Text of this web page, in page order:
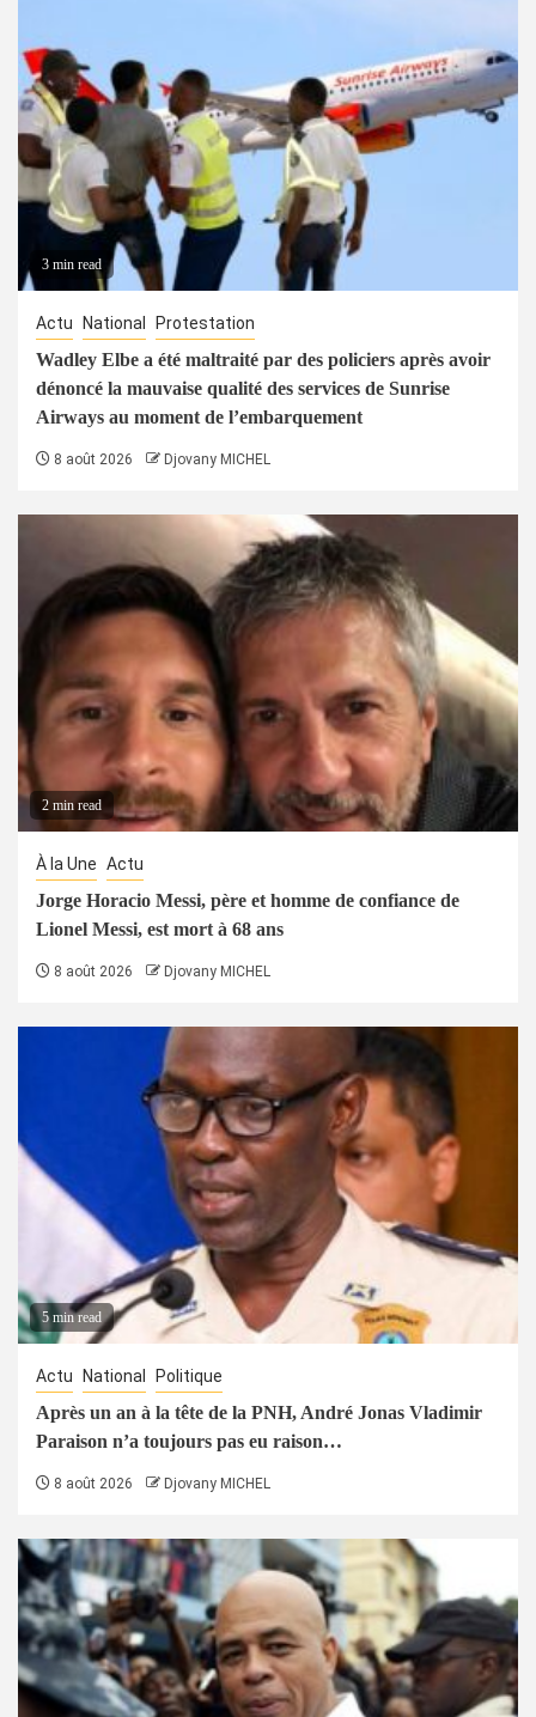
3 min read
Actu National Protestation
Wadley Elbe a été maltraité par des policiers après avoir
dénoncé la mauvaise qualité des services de Sunrise
Airways au moment de l’embarquement
8 août 2026 Djovany MICHEL
2 min read
À la Une Actu
Jorge Horacio Messi, père et homme de confiance de
Lionel Messi, est mort à 68 ans
8 août 2026 Djovany MICHEL
5 min read
Actu National Politique
Après un an à la tête de la PNH, André Jonas Vladimir
Paraison n’a toujours pas eu raison…
8 août 2026 Djovany MICHEL